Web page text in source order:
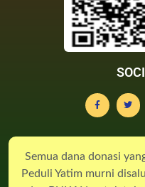
Semua dana donasi
Peduli Yatim murni